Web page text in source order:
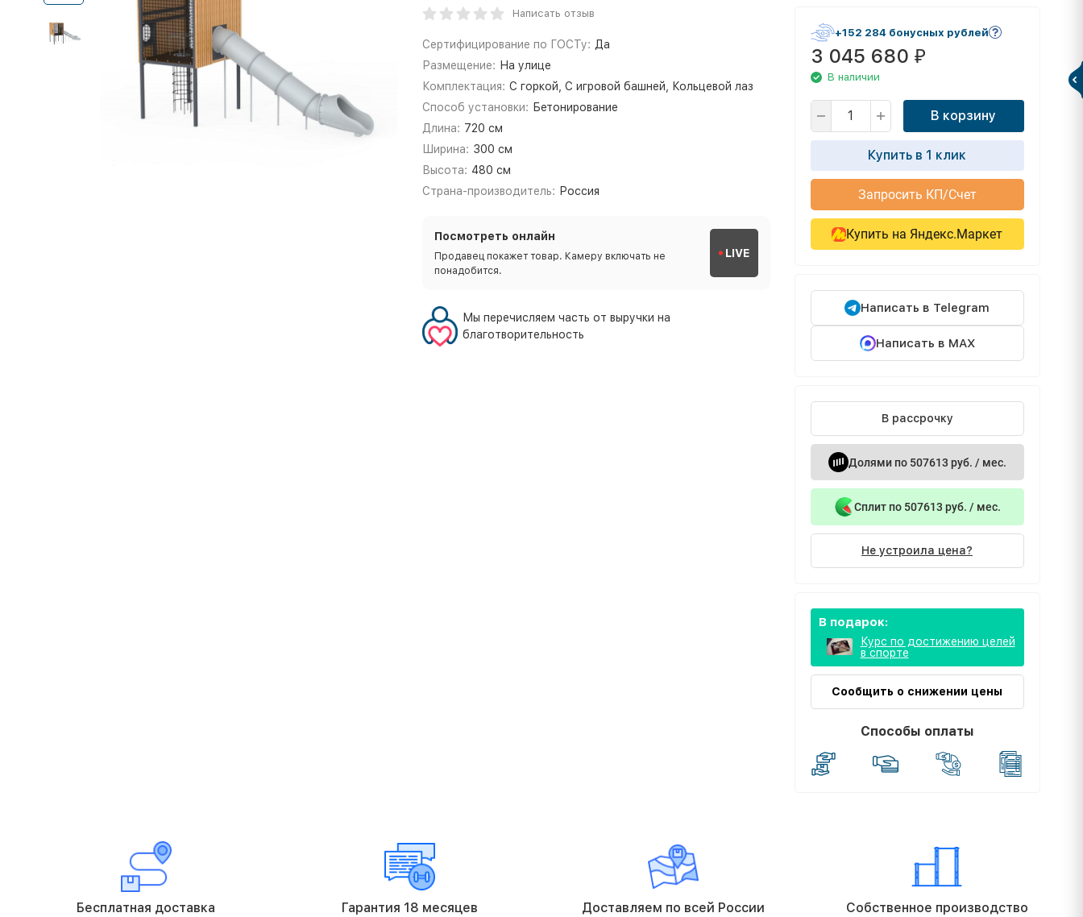
Написать отзыв
Сертифицирование по ГОСТу: Да
Размещение: На улице
Комплектация: С горкой, С игровой башней, Кольцевой лаз
Способ установки: Бетонирование
Длина: 720 см
Ширина: 300 см
Высота: 480 см
Страна-производитель: Россия
Посмотреть онлайн
Продавец покажет товар. Камеру включать не
понадобится.
LIVE
Мы перечисляем часть от выручки на
благотворительность
+152 284 бонусных рублей
3 045 680 ₽
В наличии
В корзину
Купить в 1 клик
Запросить КП/Счет
Купить на Яндекс.Маркет
Написать в Telegram
Написать в MAX
В рассрочку
Долями по 507613 руб. / мес.
Сплит по 507613 руб. / мес.
Не устроила цена?
В подарок:
Курс по достижению целей
в спорте
Сообщить о снижении цены
Способы оплаты
Бесплатная доставка Гарантия 18 месяцев Доставляем по всей России Собственное производство